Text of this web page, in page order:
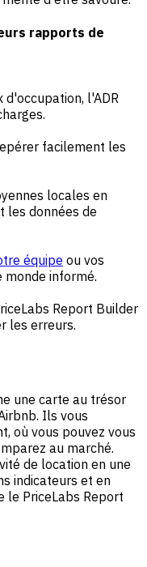
rapports de
l'ADR
facilement les
locales en
les données de
équipe ou vos
informé.
Report Builder
les erreurs.
une carte au trésor
Ils vous
où vous pouvez vous
au marché.
de location en une
indicateurs et en
le PriceLabs Report